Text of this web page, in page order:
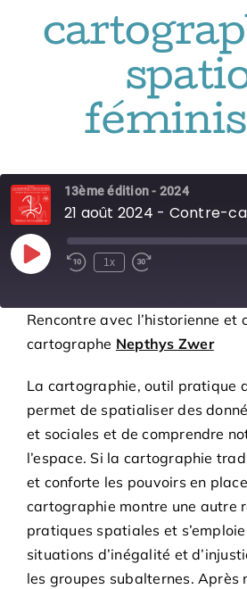
Contact
13ème édition - 2024
Play
Episode
1x
Rencontre avec l’historienne et
cartographe Nepthys Zwer
La cartographie, outil pratique
permet de spatialiser des
et sociales et de comprendre
l’espace. Si la cartographie
et conforte les pouvoirs en
cartographie montre une autre
pratiques spatiales et
situations d’inégalité et
les groupes subalternes. Après